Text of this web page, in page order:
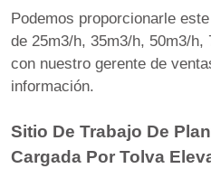
Podemos proporcionarle
de 25m3/h, 35m3/h, 50m3/
con nuestro gerente de
información.
Sitio De Trabajo De
Cargada Por Tolva